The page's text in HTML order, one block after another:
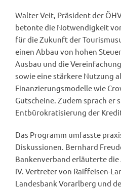
Walter Veit, Präsident der
betonte die Notwendigkeit
für die Zukunft der
einen Abbau von hohen
Ausbau und die
sowie eine stärkere Nutzung
Finanzierungsmodelle wie
Gutscheine. Zudem sprach er
Entbürokratisierung der
Das Programm umfasste
Diskussionen. Bernhard
Bankenverband erläuterte
IV. Vertreter von Raiffeisen-
Landesbank Vorarlberg und